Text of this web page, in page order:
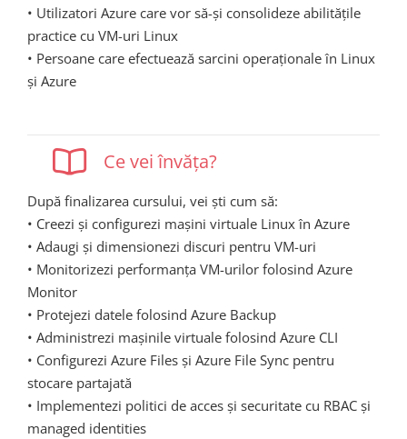
• Utilizatori Azure care vor să-și consolideze abilitățile
practice cu VM-uri Linux
• Persoane care efectuează sarcini operaționale în Linux
și Azure
Ce vei învăța?
După finalizarea cursului, vei ști cum să:
• Creezi și configurezi mașini virtuale Linux în Azure
• Adaugi și dimensionezi discuri pentru VM-uri
• Monitorizezi performanța VM-urilor folosind Azure
Monitor
• Protejezi datele folosind Azure Backup
• Administrezi mașinile virtuale folosind Azure CLI
• Configurezi Azure Files și Azure File Sync pentru
stocare partajată
• Implementezi politici de acces și securitate cu RBAC și
managed identities